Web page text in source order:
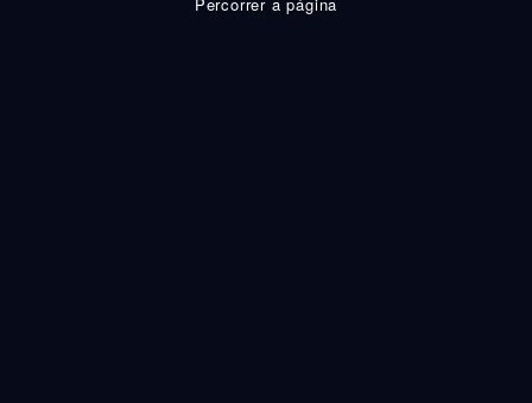
Percorrer a página